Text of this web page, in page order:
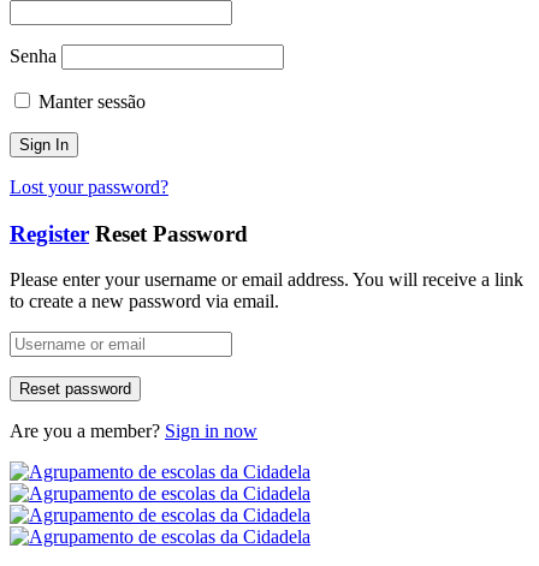
Senha
Manter sessão
Lost your password?
Register Reset Password
Please enter your username or email address. You will receive a link
to create a new password via email.
Are you a member? Sign in now